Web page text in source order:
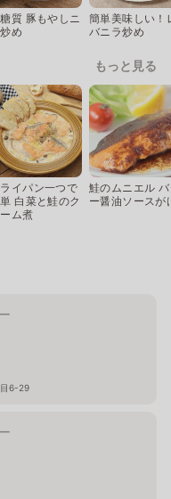
質 豚もやしニ
め
簡単美味しい！
バニラ炒め
もっと見る
イパン一つで
白菜と鮭のク
ーム煮
鮭のムニエル
ー醤油ソースが
目6-29